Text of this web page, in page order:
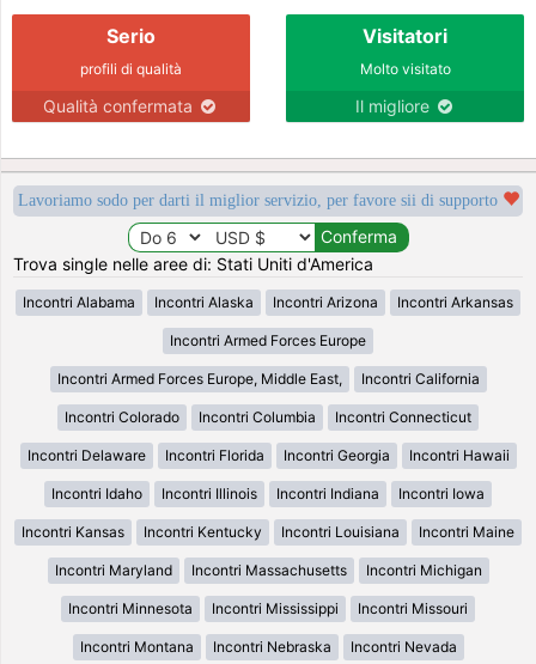
Serio
profili di qualità
Qualità confermata
Visitatori
Molto visitato
Il migliore
Lavoriamo sodo per darti il miglior servizio, per favore sii di supporto
Trova single nelle aree di: Stati Uniti d'America
Incontri Alabama Incontri Alaska Incontri Arizona Incontri Arkansas
Incontri Armed Forces Europe
Incontri Armed Forces Europe, Middle East, Incontri California
Incontri Colorado Incontri Columbia Incontri Connecticut
Incontri Delaware Incontri Florida Incontri Georgia Incontri Hawaii
Incontri Idaho Incontri Illinois Incontri Indiana Incontri Iowa
Incontri Kansas Incontri Kentucky Incontri Louisiana Incontri Maine
Incontri Maryland Incontri Massachusetts Incontri Michigan
Incontri Minnesota Incontri Mississippi Incontri Missouri
Incontri Montana Incontri Nebraska Incontri Nevada